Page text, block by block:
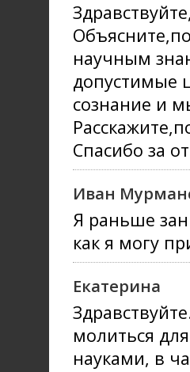
научным
допустимые
сознание и
Спасибо за
Иван
Я раньше
как я могу
Екатерина
молиться
науками, в